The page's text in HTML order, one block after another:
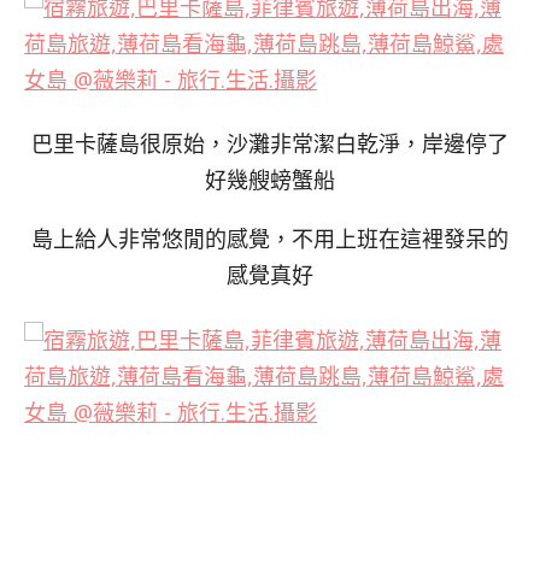
巴里卡薩島很原始，沙灘非常潔白乾淨，岸邊停了
好幾艘螃蟹船
島上給人非常悠閒的感覺，不用上班在這裡發呆的
感覺真好